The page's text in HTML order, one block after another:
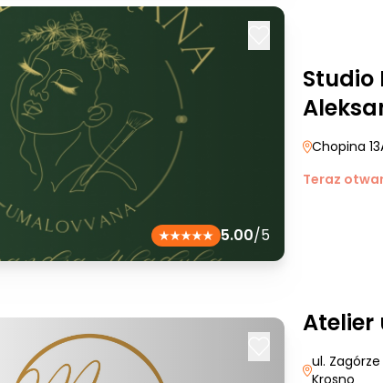
5.00/5
Studio
Chopina
Teraz
Atelier
ul. Zagórze
Krosno